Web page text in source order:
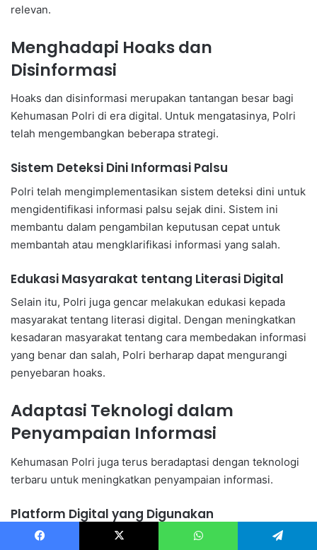
relevan.
Menghadapi Hoaks dan
Disinformasi
Hoaks dan disinformasi merupakan tantangan besar bagi
Kehumasan Polri di era digital. Untuk mengatasinya, Polri
telah mengembangkan beberapa strategi.
Sistem Deteksi Dini Informasi Palsu
Polri telah mengimplementasikan sistem deteksi dini untuk
mengidentifikasi informasi palsu sejak dini. Sistem ini
membantu dalam pengambilan keputusan cepat untuk
membantah atau mengklarifikasi informasi yang salah.
Edukasi Masyarakat tentang Literasi Digital
Selain itu, Polri juga gencar melakukan edukasi kepada
masyarakat tentang literasi digital. Dengan meningkatkan
kesadaran masyarakat tentang cara membedakan informasi
yang benar dan salah, Polri berharap dapat mengurangi
penyebaran hoaks.
Adaptasi Teknologi dalam
Penyampaian Informasi
Kehumasan Polri juga terus beradaptasi dengan teknologi
terbaru untuk meningkatkan penyampaian informasi.
Platform Digital yang Digunakan
Polri memanfaatkan berbagai platform digital seperti media